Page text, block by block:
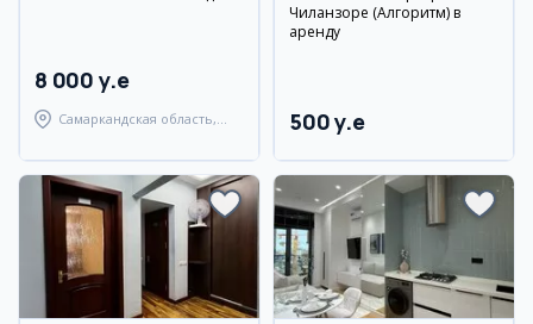
8 000 y.e
Самаркандская область,
Чиланзоре (Алгоритм) в
аренду
500 y.e